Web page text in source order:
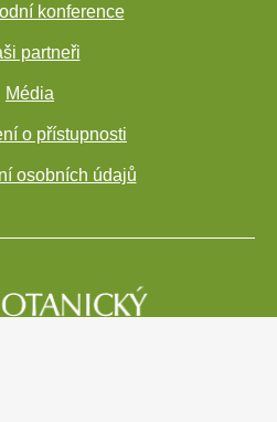
konference
partneři
Média
o přístupnosti
osobních údajů